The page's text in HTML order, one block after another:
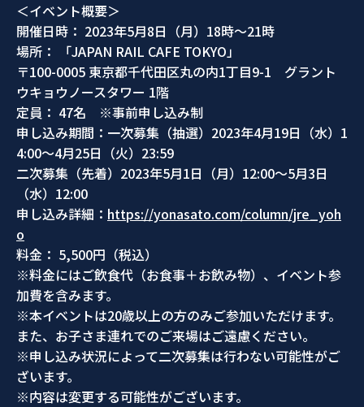
＜イベント概要＞
開催日時： 2023年5月8日（月）18時～21時
場所： 「JAPAN RAIL CAFE TOKYO」
〒100-0005 東京都千代田区丸の内1丁目9-1 グラント
ウキョウノースタワー 1階
定員： 47名 ※事前申し込み制
申し込み期間：一次募集（抽選）2023年4月19日（水）1
4:00～4月25日（火）23:59
二次募集（先着）2023年5月1日（月）12:00～5月3日
（水）12:00
申し込み詳細： https://yonasato.com/column/jre_yoh
o
料金： 5,500円（税込）
※料金にはご飲食代（お食事＋お飲み物）、イベント参
加費を含みます。
※本イベントは20歳以上の方のみご参加いただけます。
また、お子さま連れでのご来場はご遠慮ください。
※申し込み状況によって二次募集は行わない可能性がご
ざいます。
※内容は変更する可能性がございます。